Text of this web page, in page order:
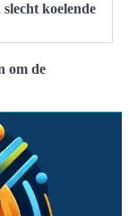
koelende
om de